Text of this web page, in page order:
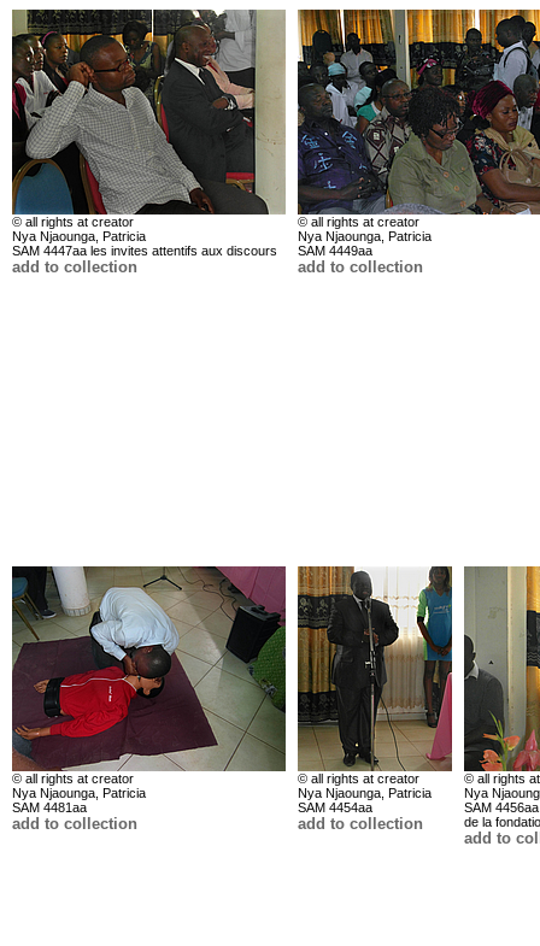
© all rights at creator
Nya Njaounga, Patricia
SAM 4447aa les invites attentifs aux discours
add to collection
© all rights at creator
Nya Njaounga, Patricia
SAM 4449aa
add to collection
© all rights at creator
Nya Njaounga, Patricia
SAM 4481aa
add to collection
© all rights at creator
Nya Njaounga, Patricia
SAM 4454aa
add to collection
© all rights
Nya
SAM
de la
add to